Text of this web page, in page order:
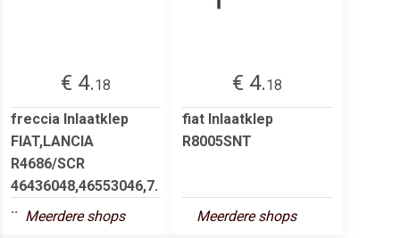
€ 4.18
freccia Inlaatklep
FIAT,LANCIA
R4686/SCR
46436048,46553046,7.
.. Meerdere shops
€ 4.18
fiat Inlaatklep
R8005SNT
Meerdere shops